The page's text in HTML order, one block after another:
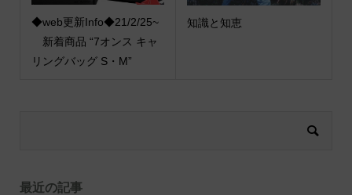
◆web更新Info◆21/2/25~
新着商品 “7オンス キャ
リングバッグ S・M”
知識と知恵
最近の記事